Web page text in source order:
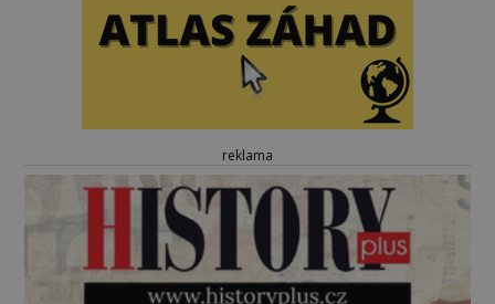
reklama